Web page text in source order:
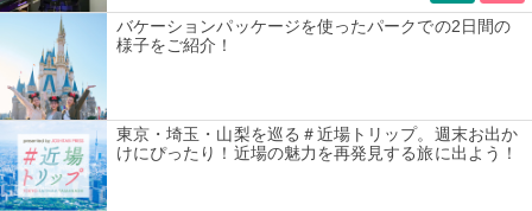
バケーションパッケージを使ったパークでの2日間の
様子をご紹介！
東京・埼玉・山梨を巡る＃近場トリップ。週末お出か
けにぴったり！近場の魅力を再発見する旅に出よう！